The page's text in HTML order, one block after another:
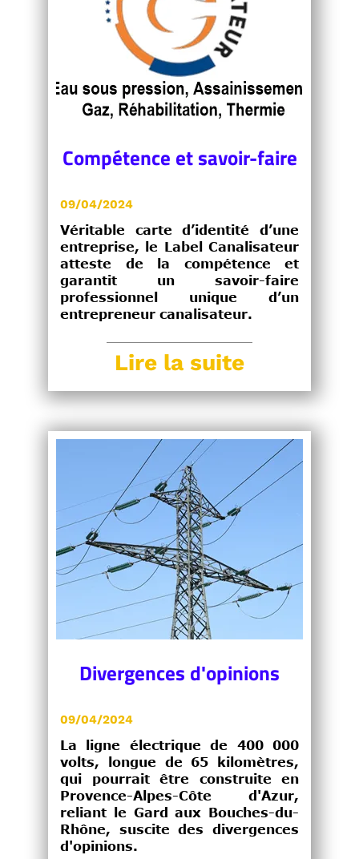
Compétence et savoir-faire
09/04/2024
Véritable carte d’identité d’une
entreprise, le Label Canalisateur
atteste de la compétence et
garantit un savoir-faire
professionnel unique d’un
entrepreneur canalisateur.
Lire la suite
Divergences d'opinions
09/04/2024
La ligne électrique de 400 000
volts, longue de 65 kilomètres,
qui pourrait être construite en
Provence-Alpes-Côte d'Azur,
reliant le Gard aux Bouches-du-
Rhône, suscite des divergences
d'opinions.